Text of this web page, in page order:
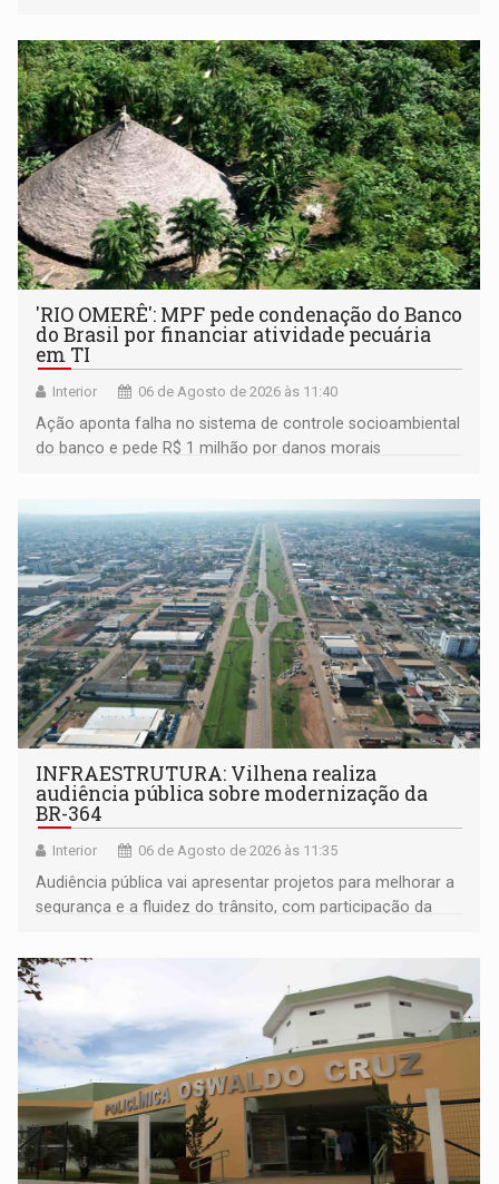
'RIO OMERÊ': MPF pede condenação do Banco
do Brasil por financiar atividade pecuária
em TI
Interior 06 de Agosto de 2026 às 11:40
Ação aponta falha no sistema de controle socioambiental
do banco e pede R$ 1 milhão por danos morais
INFRAESTRUTURA: Vilhena realiza
audiência pública sobre modernização da
BR-364
Interior 06 de Agosto de 2026 às 11:35
Audiência pública vai apresentar projetos para melhorar a
segurança e a fluidez do trânsito, com participação da